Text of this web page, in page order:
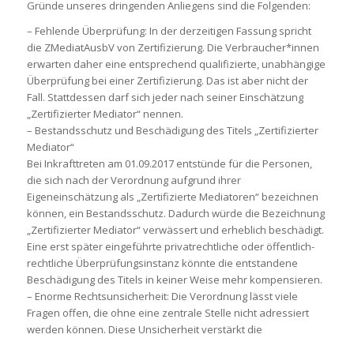
Gründe unseres dringenden Anliegens sind die Folgenden:
– Fehlende Überprüfung: In der derzeitigen Fassung spricht
die ZMediatAusbV von Zertifizierung. Die Verbraucher*innen
erwarten daher eine entsprechend qualifizierte, unabhängige
Überprüfung bei einer Zertifizierung. Das ist aber nicht der
Fall. Stattdessen darf sich jeder nach seiner Einschätzung
„Zertifizierter Mediator“ nennen.
– Bestandsschutz und Beschädigung des Titels „Zertifizierter
Mediator“
Bei Inkrafttreten am 01.09.2017 entstünde für die Personen,
die sich nach der Verordnung aufgrund ihrer
Eigeneinschätzung als „Zertifizierte Mediatoren“ bezeichnen
können, ein Bestandsschutz. Dadurch würde die Bezeichnung
„Zertifizierter Mediator“ verwässert und erheblich beschädigt.
Eine erst später eingeführte privatrechtliche oder öffentlich-
rechtliche Überprüfungsinstanz könnte die entstandene
Beschädigung des Titels in keiner Weise mehr kompensieren.
– Enorme Rechtsunsicherheit: Die Verordnung lässt viele
Fragen offen, die ohne eine zentrale Stelle nicht adressiert
werden können. Diese Unsicherheit verstärkt die